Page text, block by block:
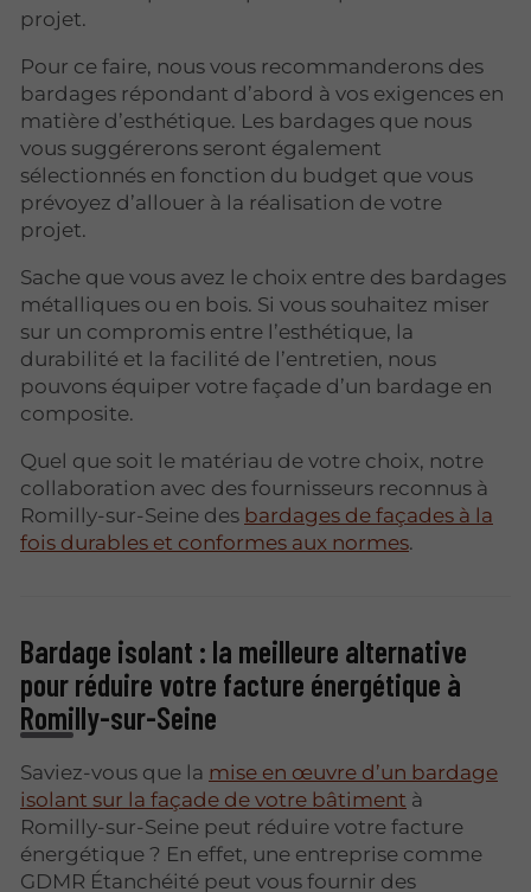
projet.
Pour ce faire, nous vous recommanderons des
bardages répondant d’abord à vos exigences en
matière d’esthétique. Les bardages que nous
vous suggérerons seront également
sélectionnés en fonction du budget que vous
prévoyez d’allouer à la réalisation de votre
projet.
Sache que vous avez le choix entre des bardages
métalliques ou en bois. Si vous souhaitez miser
sur un compromis entre l’esthétique, la
durabilité et la facilité de l’entretien, nous
pouvons équiper votre façade d’un bardage en
composite.
Quel que soit le matériau de votre choix, notre
collaboration avec des fournisseurs reconnus à
Romilly-sur-Seine des bardages de façades à la
fois durables et conformes aux normes.
Bardage isolant : la meilleure alternative
pour réduire votre facture énergétique à
Romilly-sur-Seine
Saviez-vous que la mise en œuvre d’un bardage
isolant sur la façade de votre bâtiment à
Romilly-sur-Seine peut réduire votre facture
énergétique ? En effet, une entreprise comme
GDMR Étanchéité peut vous fournir des